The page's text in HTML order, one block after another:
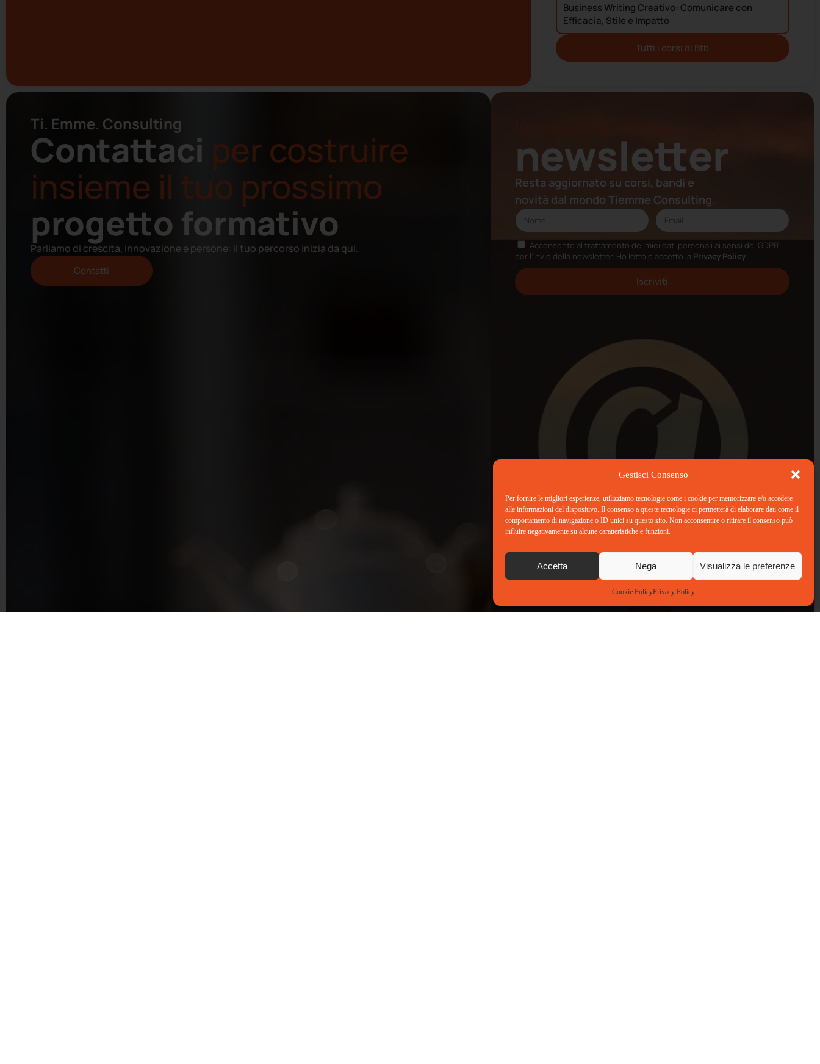
Gestisci Consenso
Per fornire le migliori esperienze, utilizziamo tecnologie come i cookie per memorizzare e/o accedere
alle informazioni del dispositivo. Il consenso a queste tecnologie ci permetterà di elaborare dati come il
comportamento di navigazione o ID unici su questo sito. Non acconsentire o ritirare il consenso può
influire negativamente su alcune caratteristiche e funzioni.
Accetta Nega Visualizza le preferenze
Cookie PolicyPrivacy Policy
Business Writing Creativo: Comunicare con
Efficacia, Stile e Impatto
Tutti i corsi di Btb
Ti. Emme. Consulting
Contattaci per costruire
insieme il tuo prossimo
progetto formativo
Parliamo di crescita, innovazione e persone: il tuo percorso inizia da qui.
Contatti
newsletter
Resta aggiornato su corsi, bandi e
novità dal mondo Tiemme Consulting.
Acconsento al trattamento dei miei dati personali ai sensi del GDPR
per l’invio della newsletter. Ho letto e accetto la Privacy Policy
Iscriviti